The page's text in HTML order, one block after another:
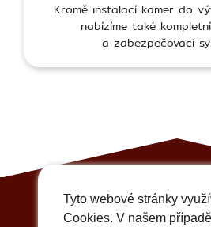
Tyto webové stránky
Cookies. V našem
Kromě instalací kamer do
nabízíme také
a zabezpečovací